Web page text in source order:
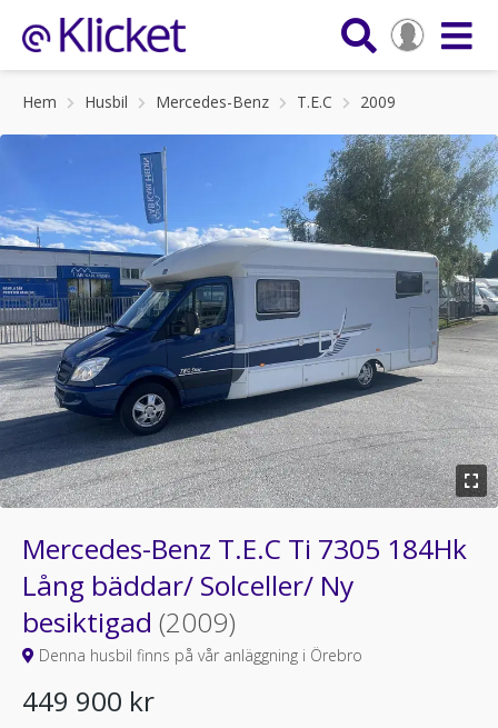
Hem Husbil Mercedes-Benz T.E.C 2009
Mercedes-Benz T.E.C Ti 7305 184Hk
Lång bäddar/ Solceller/ Ny
besiktigad (2009)
Denna husbil finns på vår anläggning i Örebro
449 900 kr